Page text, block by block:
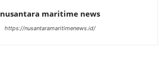
nusantara maritime news
https://nusantaramaritimenews.id/